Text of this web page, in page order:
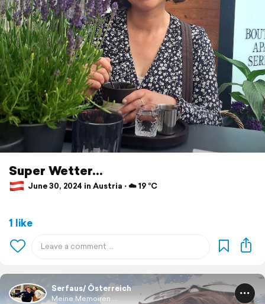
Super Wetter...
June 30, 2024 in Austria ⋅ ☁️ 19 °C
1 like
Serfaus/ Österreich
Meine Memoiren ...